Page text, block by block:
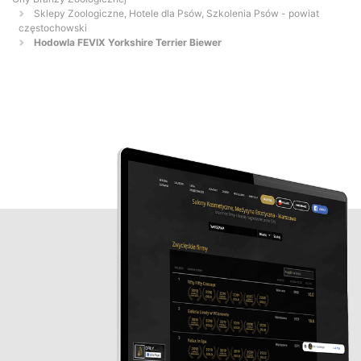
Sklepy Zoologiczne, Hotele dla Psów, Szkolenia Psów - powiat
częstochowski
Hodowla FEVIX Yorkshire Terrier Biewer